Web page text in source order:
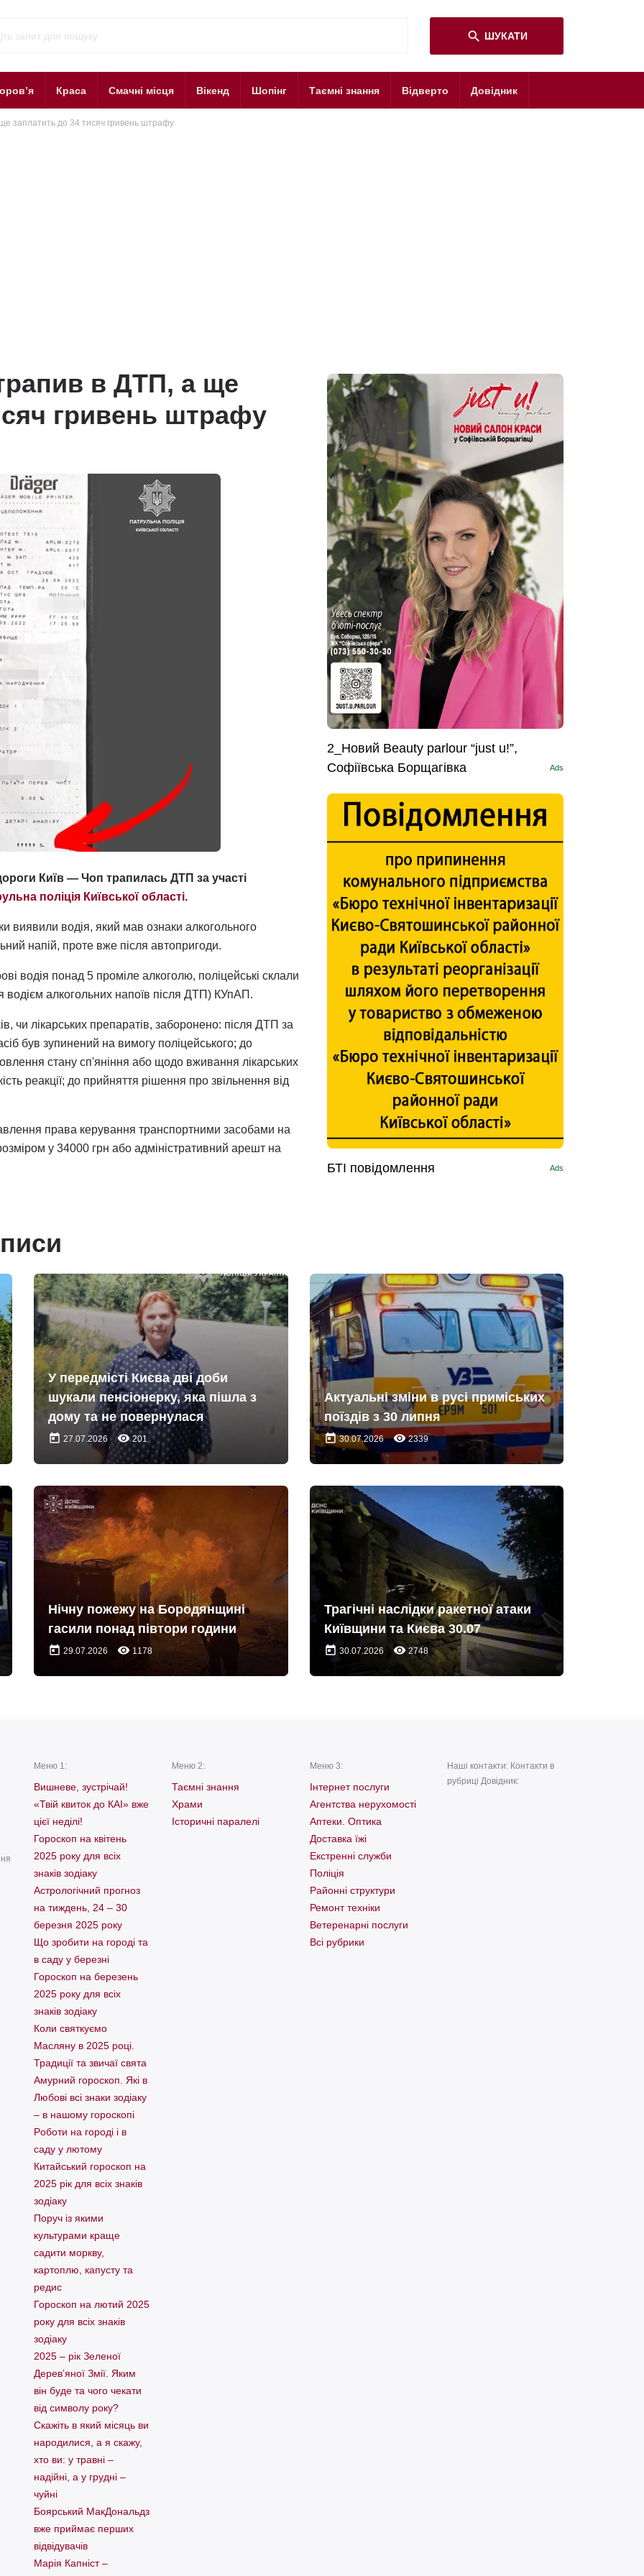
search ШУКАТИ
Краса Смачні місця Вікенд Шопінг Таємні знання Відверто Довідник
заплатить до 34 тисяч гривень штрафу
в ДТП, а ще
гривень штрафу
Київ — Чоп трапилась ДТП за участі
поліція Київської області.
виявили водія, який мав ознаки алкогольного
напій, проте вже після автопригоди.
водія понад 5 проміле алкоголю, поліцейські склали
водієм алкогольних напоїв після ДТП) КУпАП.
чи лікарських препаратів, заборонено: після ДТП за
був зупинений на вимогу поліцейського; до
стану сп'яніння або щодо вживання лікарських
реакції; до прийняття рішення про звільнення від
права керування транспортними засобами на
у 34000 грн або адміністративний арешт на
2_Новий Beauty parlour “just u!”,
Софіївська Борщагівка
Ads
БТІ повідомлення Ads
У передмісті Києва дві доби
шукали пенсіонерку, яка пішла з
дому та не повернулася
today 27.07.2026 remove_red_eye201
Актуальні зміни в русі приміських
поїздів з 30 липня
today 30.07.2026 remove_red_eye2339
Нічну пожежу на Бородянщині
гасили понад півтори години
today 29.07.2026 remove_red_eye 1178
Трагічні наслідки ракетної атаки
Київщини та Києва 30.07
today 30.07.2026 remove_red_eye2748
Меню 1:
Вишневе, зустрічай!
«Твій квиток до КАІ» вже
цієї неділі!
Гороскоп на квітень
2025 року для всіх
знаків зодіаку
Астрологічний прогноз
на тиждень, 24 – 30
березня 2025 року
Що зробити на городі та
в саду у березні
Гороскоп на березень
2025 року для всіх
знаків зодіаку
Коли святкуємо
Масляну в 2025 році.
Традиції та звичаї свята
Амурний гороскоп. Які в
Любові всі знаки зодіаку
– в нашому гороскопі
Pоботи на городі і в
саду у лютому
Китайський гороскоп на
2025 рік для всіх знаків
зодіаку
Поруч із якими
культурами краще
садити моркву,
картоплю, капусту та
редис
Гороскоп на лютий 2025
року для всіх знаків
зодіаку
2025 – рік Зеленої
Дерев’яної Змії. Яким
він буде та чого чекати
від символу року?
Скажіть в який місяць ви
народилися, а я скажу,
хто ви: у травні –
надійні, а у грудні –
чуйні
Боярський МакДональдз
вже приймає перших
відвідувачів
Марія Капніст –
Меню 2:
Таємні знання
Храми
Історичні паралелі
Меню 3:
Інтернет послуги
Агентства нерухомості
Аптеки. Оптика
Доставка їжі
Екстренні служби
Поліція
Районні структури
Ремонт техніки
Ветеренарні послуги
Всі рубрики
Наші контакти: Контакти в
рубриці Довідник: